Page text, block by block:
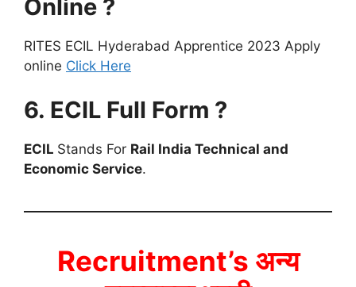
Online ?
RITES ECIL Hyderabad Apprentice 2023 Apply
online Click Here
6. ECIL Full Form ?
ECIL Stands For Rail India Technical and
Economic Service.
Recruitment’s अन्य